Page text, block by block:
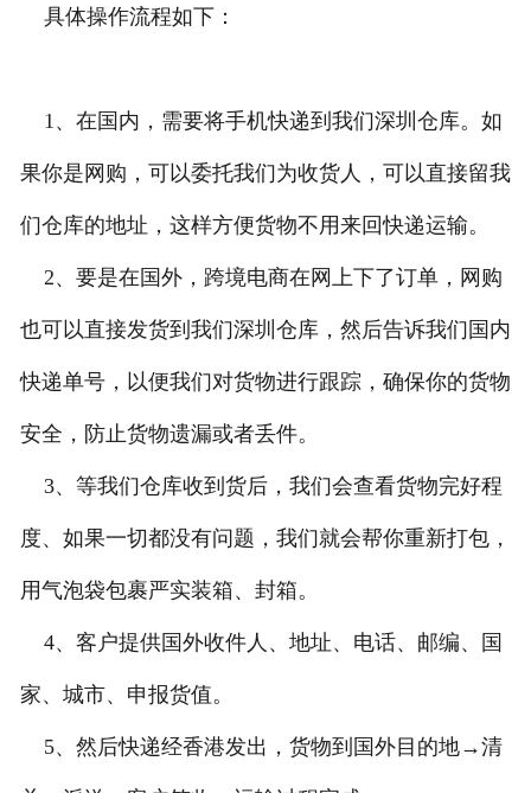
具体操作流程如下：
1、在国内，需要将手机快递到我们深圳仓库。如
果你是网购，可以委托我们为收货人，可以直接留我
们仓库的地址，这样方便货物不用来回快递运输。
2、要是在国外，跨境电商在网上下了订单，网购
也可以直接发货到我们深圳仓库，然后告诉我们国内
快递单号，以便我们对货物进行跟踪，确保你的货物
安全，防止货物遗漏或者丢件。
3、等我们仓库收到货后，我们会查看货物完好程
度、如果一切都没有问题，我们就会帮你重新打包，
用气泡袋包裹严实装箱、封箱。
4、客户提供国外收件人、地址、电话、邮编、国
家、城市、申报货值。
5、然后快递经香港发出，货物到国外目的地→清